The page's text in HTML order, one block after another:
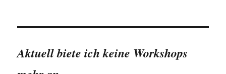
Aktuell biete ich keine Workshops